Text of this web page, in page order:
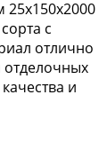
25х150х2000
с
отлично
отделочных
и